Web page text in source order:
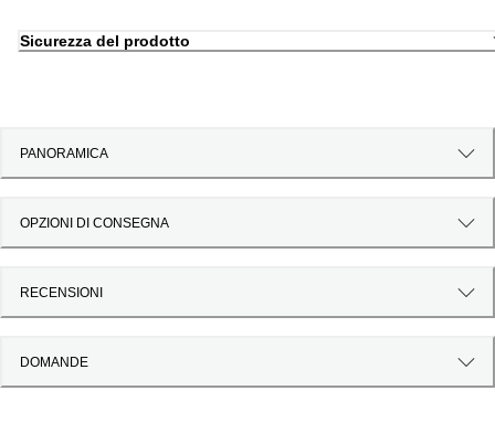
Sicurezza del prodotto
PANORAMICA
OPZIONI DI CONSEGNA
RECENSIONI
DOMANDE